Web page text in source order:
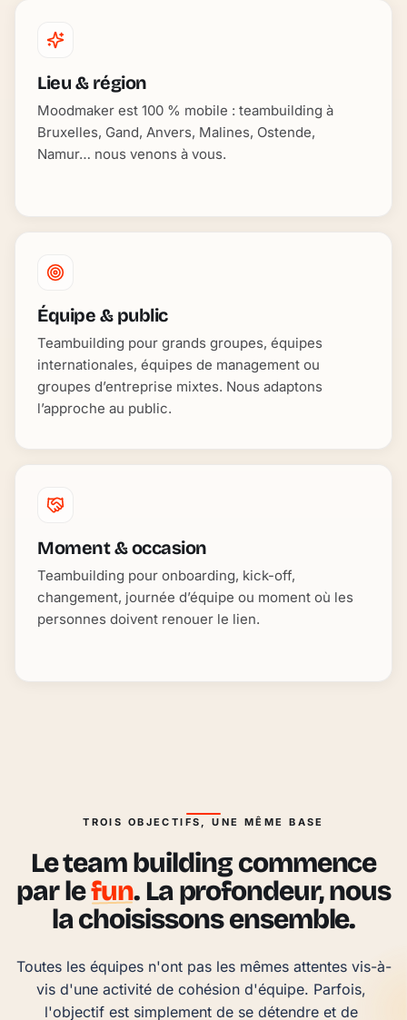
Lieu & région
Moodmaker est 100 % mobile : teambuilding à
Bruxelles, Gand, Anvers, Malines, Ostende,
Namur… nous venons à vous.
Équipe & public
Teambuilding pour grands groupes, équipes
internationales, équipes de management ou
groupes d’entreprise mixtes. Nous adaptons
l’approche au public.
Moment & occasion
Teambuilding pour onboarding, kick-off,
changement, journée d’équipe ou moment où les
personnes doivent renouer le lien.
TROIS OBJECTIFS, UNE MÊME BASE
Le team building commence
par lefun. La profondeur, nous
la choisissons ensemble.
Toutes les équipes n'ont pas les mêmes attentes vis-à-
vis d'une activité de cohésion d'équipe. Parfois,
l'objectif est simplement de se détendre et de